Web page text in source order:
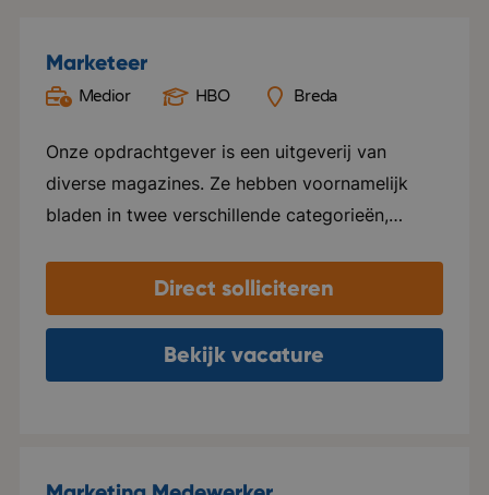
Marketeer
Medior HBO Breda
Onze opdrachtgever is een uitgeverij van
diverse magazines. Ze hebben voornamelijk
bladen in twee verschillende categorieën,
hier alles voor, van ontwerp tot marketing en
distributie. Elk blad beschikt over een eigen
website en social media kanalen. Naast het
uitgeven van tijdschriften, ondersteunen ze ook
Direct solliciteren
Bekijk vacature